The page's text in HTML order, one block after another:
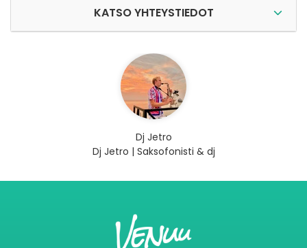
KATSO YHTEYSTIEDOT
Dj Jetro
Dj Jetro | Saksofonisti & dj